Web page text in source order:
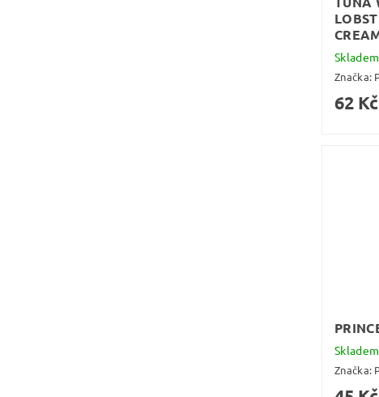
Skladem
Značka:
62 Kč
Skladem
Značka: